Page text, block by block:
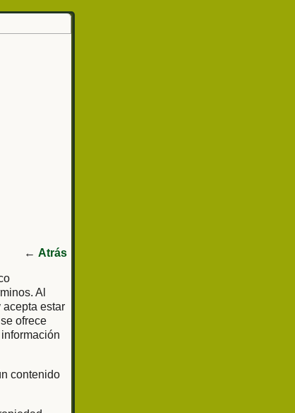
← Atrás
Al
acepta estar
ofrece
contenido